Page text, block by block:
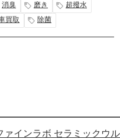
消臭 磨き
超撥水
買取 除菌
ァインラボ セラミックウル